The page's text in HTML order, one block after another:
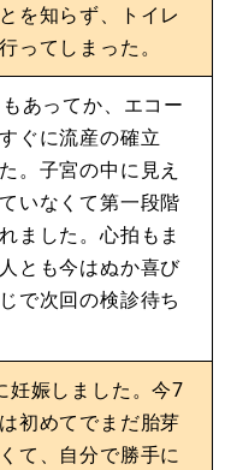
を知らず、トイレ
ってしまった。
あってか、エコー
ぐに流産の確立
。子宮の中に見え
いなくて第一段階
ました。心拍もま
とも今はぬか喜び
で次回の検診待ち
妊娠しました。今7
初めてでまだ胎芽
て、自分で勝手に